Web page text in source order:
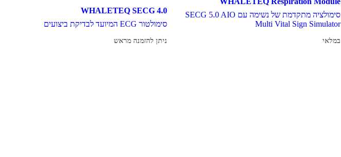
סימולציה מתקדמת של נשימה עם SECG 5.0 AIO
Multi Vital Sign Simulator
במלאי
WHALETEQ SECG 4.0
סימולטור ECG המיועד לבדיקת ביצועים
ניתן להזמנה מראש